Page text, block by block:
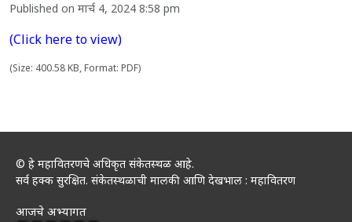
Published on मार्च 4, 2024 8:58 pm
(Click here to view)
(Size: 400.58 KB, Format: PDF)
© हे महावितरणचे अधिकृत संकेतस्थळ आहे.
सर्व हक्क सुरक्षित. संकेतस्थळाची मालकी आणि देखभाल : महावितरण
आजचे अभ्यागत